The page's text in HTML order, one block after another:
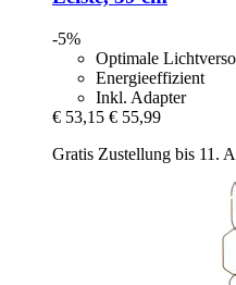
-5%
Optimale
Energieeffizient
Inkl. Adapter
€ 53,15 € 55,99
Gratis Zustellung bis 11.